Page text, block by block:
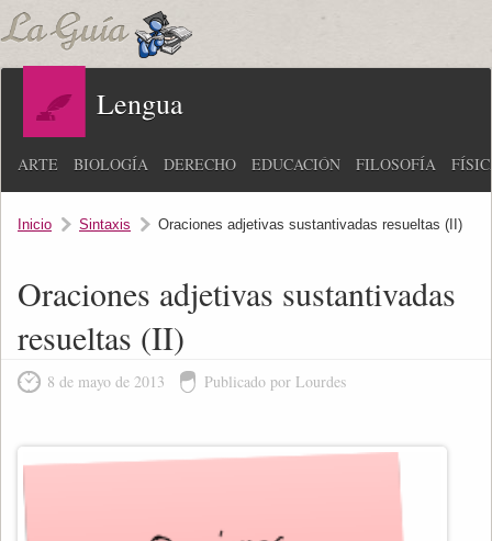
Lengua
ARTE BIOLOGÍA DERECHO EDUCACIÓN FILOSOFÍA
Inicio Sintaxis Oraciones adjetivas sustantivadas resueltas (II)
Oraciones adjetivas sustantivadas
resueltas (II)
8 de mayo de 2013 Publicado por Lourdes